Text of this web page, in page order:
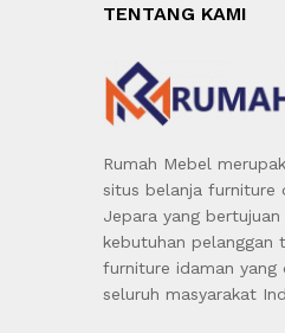
TENTANG KAMI
Rumah Mebel
situs belanja furniture
Jepara yang
kebutuhan pelanggan
furniture idaman yang
seluruh masyarakat